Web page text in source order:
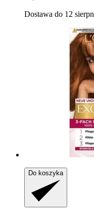
Dostawa do 12
Do koszyka